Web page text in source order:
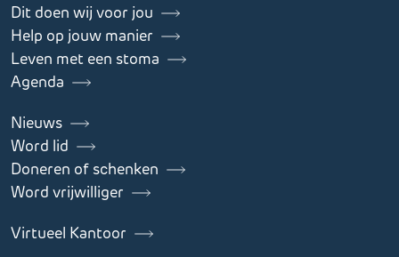
Dit doen wij voor jou
Help op jouw manier
Leven met een stoma
Agenda
Nieuws
Word lid
Doneren of schenken
Word vrijwilliger
Virtueel Kantoor